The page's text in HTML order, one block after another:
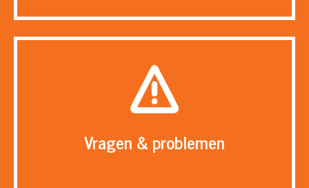
Vragen & problemen